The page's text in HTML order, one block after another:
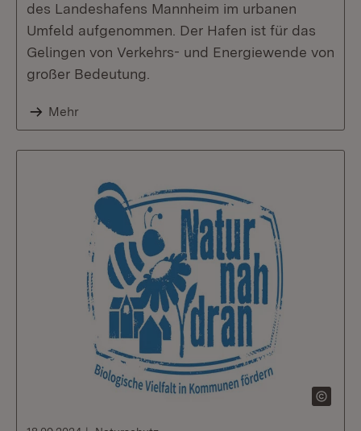
des Landeshafens Mannheim im urbanen
Umfeld aufgenommen. Der Hafen ist für das
Gelingen von Verkehrs- und Energiewende von
großer Bedeutung.
Mehr